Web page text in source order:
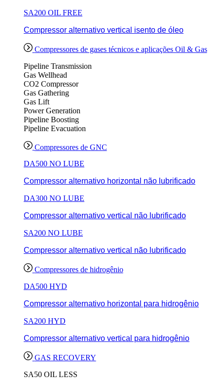
SA200 OIL FREE
Compressor alternativo vertical isento de óleo
Compressores de gases técnicos e aplicações Oil & Gas
Pipeline Transmission
Gas Wellhead
CO2 Compressor
Gas Gathering
Gas Lift
Power Generation
Pipeline Boosting
Pipeline Evacuation
Compressores de GNC
DA500 NO LUBE
Compressor alternativo horizontal não lubrificado
DA300 NO LUBE
Compressor alternativo vertical não lubrificado
SA200 NO LUBE
Compressor alternativo vertical não lubrificado
Compressores de hidrogênio
DA500 HYD
Compressor alternativo horizontal para hidrogênio
SA200 HYD
Compressor alternativo vertical para hidrogênio
GAS RECOVERY
SA50 OIL LESS